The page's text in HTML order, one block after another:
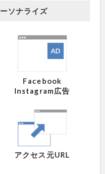
ソナライズ
Facebook
Instagram広告
アクセス元URL